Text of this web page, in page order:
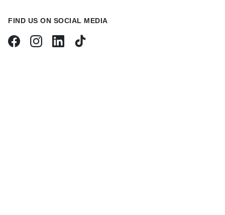
FIND US ON SOCIAL MEDIA